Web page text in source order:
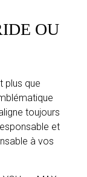
OU
plus que
toujours
et
à vos